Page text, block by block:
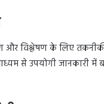
विश्लेषण के लिए
से उपयोगी जानकारी